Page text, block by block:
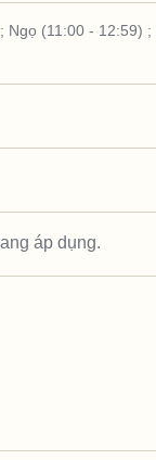
; Ngọ (11:00 - 12:59) ;
áp dụng.